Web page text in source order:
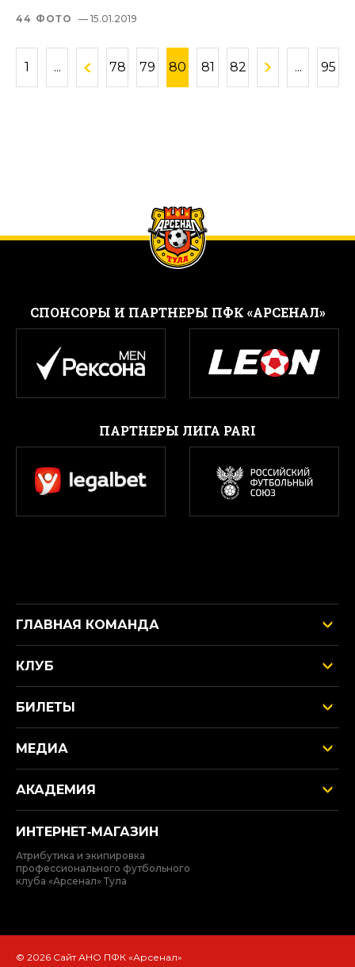
44 ФОТО — 15.01.2019
1 ... 78 79 80 81 82 ... 95
CПОНСОРЫ И ПАРТНЕРЫ ПФК «АРСЕНАЛ»
ПАРТНЕРЫ ЛИГА PARI
ГЛАВНАЯ КОМАНДА
КЛУБ
БИЛЕТЫ
МЕДИА
АКАДЕМИЯ
ИНТЕРНЕТ‑МАГАЗИН
Атрибутика и экипировка
профессионального футбольного
клуба «Арсенал» Тула
© 2026 Сайт АНО ПФК «Арсенал»